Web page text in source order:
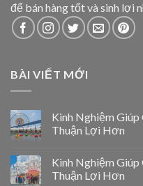
để bán hàng tốt và sinh lợi
BÀI VIẾT MỚI
Kinh Nghiệm
Thuận Lợi Hơn
Kinh Nghiệm
Thuận Lợi Hơn